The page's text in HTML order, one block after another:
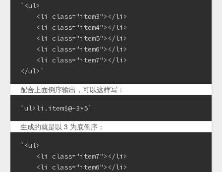
`<ul>
    <li class="item3"></li>
    <li class="item4"></li>
    <li class="item5"></li>
    <li class="item6"></li>
    <li class="item7"></li>
</ul>`
配合上面倒序输出，可以这样写：
`ul>li.item$@-3*5`
生成的就是以 3 为底倒序：
`<ul>
    <li class="item7"></li>
    <li class="item6"></li>